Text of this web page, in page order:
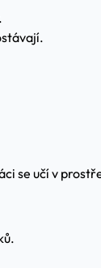
se učí v